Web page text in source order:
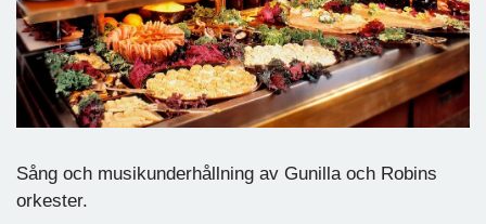
Sång och musikunderhållning av Gunilla och Robins
orkester.